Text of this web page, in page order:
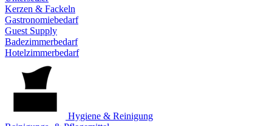
Kerzen & Fackeln
Gastronomiebedarf
Guest Supply
Badezimmerbedarf
Hotelzimmerbedarf
Hygiene & Reinigung